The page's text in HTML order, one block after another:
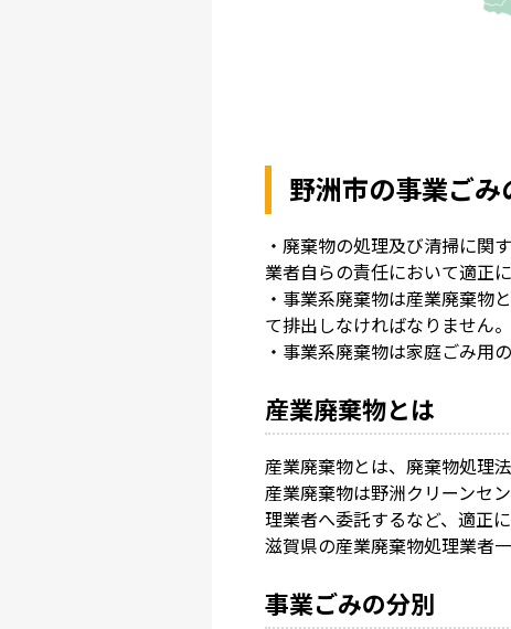
野洲市の事業ごみ
・廃棄物の処理及び清掃に関
業者自らの責任において適正
・事業系廃棄物は産業廃棄物
て排出しなければなりません。
・事業系廃棄物は家庭ごみ用
産業廃棄物とは
産業廃棄物とは、廃棄物処理
産業廃棄物は野洲クリーンセ
理業者へ委託するなど、適正
滋賀県の産業廃棄物処理業者
事業ごみの分別